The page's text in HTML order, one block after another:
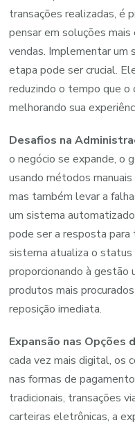
transações realizadas, é
pensar em soluções
vendas. Implementar um
etapa pode ser crucial.
reduzindo o tempo que o
melhorando sua
Desafios na
o negócio se expande, o
usando métodos
mas também levar a
um sistema
pode ser a resposta
sistema atualiza o
proporcionando à gestão
produtos mais
reposição imediata.
Expansão nas Opções
cada vez mais digital, os
nas formas de
tradicionais, transações
carteiras eletrônicas, a